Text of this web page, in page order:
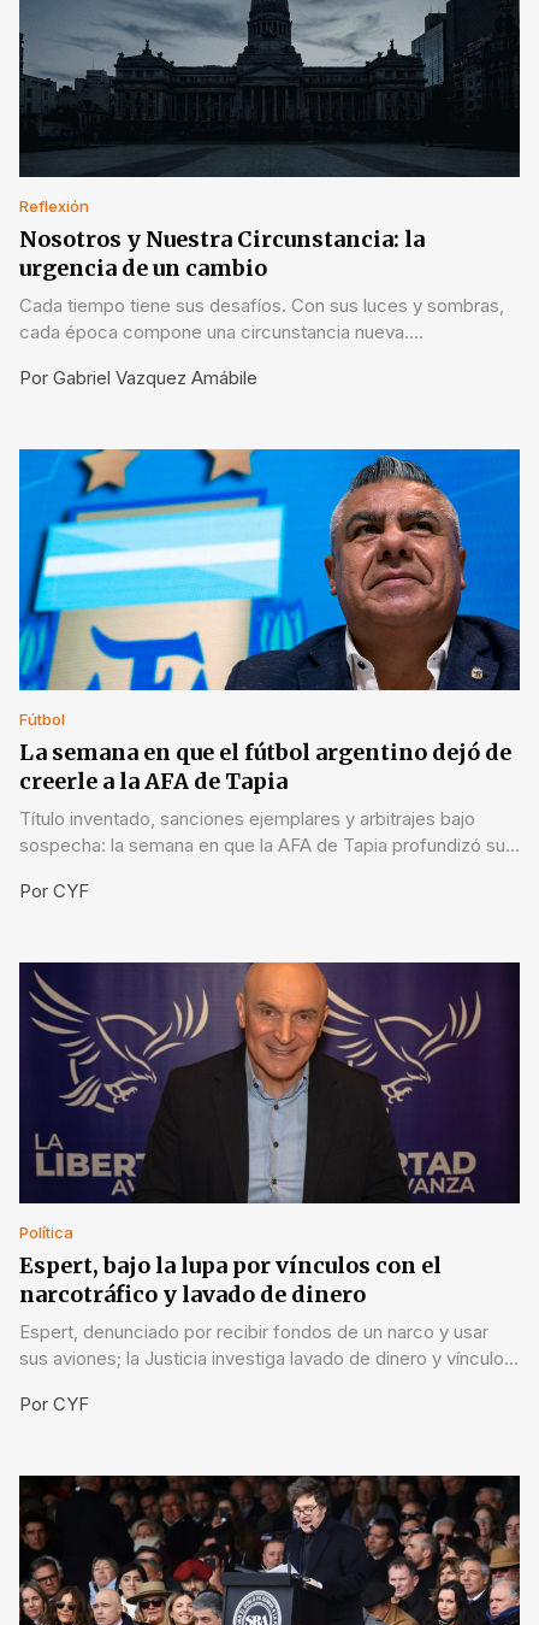
Reflexión
Nosotros y Nuestra Circunstancia: la
urgencia de un cambio
Cada tiempo tiene sus desafíos. Con sus luces y sombras,
cada época compone una circunstancia nueva.
otros países.
Por Gabriel Vazquez Amábile
Fútbol
La semana en que el fútbol argentino dejó de
creerle a la AFA de Tapia
Título inventado, sanciones ejemplares y arbitrajes bajo
sospecha: la semana en que la AFA de Tapia profundizó su
Por CYF
Política
Espert, bajo la lupa por vínculos con el
narcotráfico y lavado de dinero
Espert, denunciado por recibir fondos de un narco y usar
sus aviones; la Justicia investiga lavado de dinero y vínculos
Por CYF